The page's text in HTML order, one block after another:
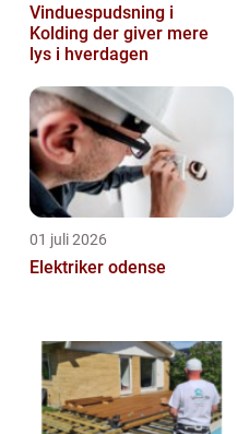
Vinduespudsning i
Kolding der giver mere
lys i hverdagen
01 juli 2026
Elektriker odense